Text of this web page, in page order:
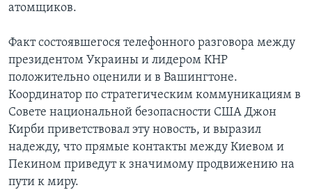
атомщиков.
Факт состоявшегося телефонного разговора между
президентом Украины и лидером КНР
положительно оценили и в Вашингтоне.
Координатор по стратегическим коммуникациям в
Совете национальной безопасности США Джон
Кирби приветствовал эту новость, и выразил
надежду, что прямые контакты между Киевом и
Пекином приведут к значимому продвижению на
пути к миру.